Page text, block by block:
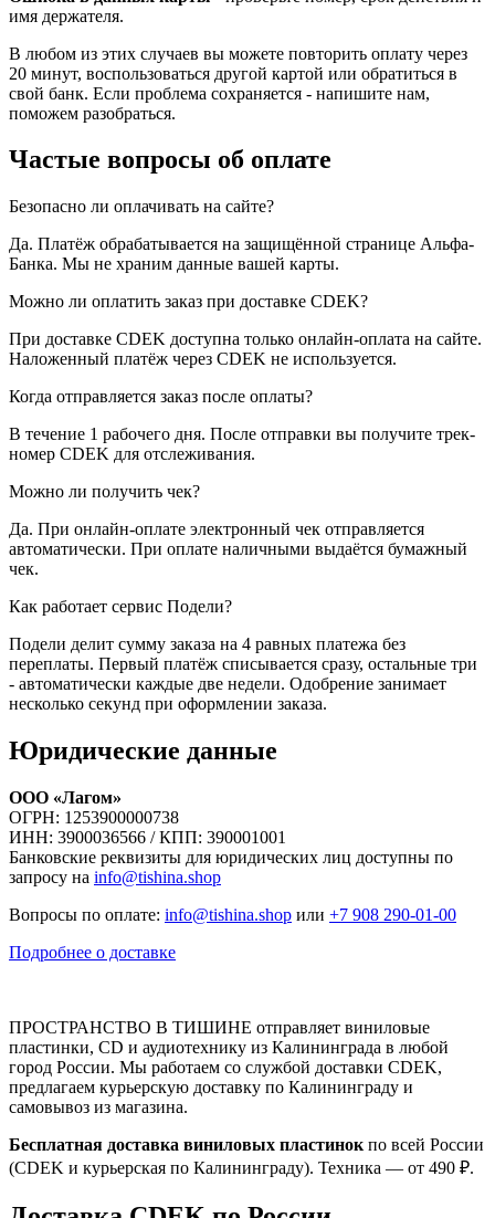
имя держателя.
В любом из этих случаев вы можете повторить оплату через
20 минут, воспользоваться другой картой или обратиться в
свой банк. Если проблема сохраняется - напишите нам,
поможем разобраться.
Частые вопросы об оплате
Безопасно ли оплачивать на сайте?
Да. Платёж обрабатывается на защищённой странице Альфа-
Банка. Мы не храним данные вашей карты.
Можно ли оплатить заказ при доставке CDEK?
При доставке CDEK доступна только онлайн-оплата на сайте.
Наложенный платёж через CDEK не используется.
Когда отправляется заказ после оплаты?
В течение 1 рабочего дня. После отправки вы получите трек-
номер CDEK для отслеживания.
Можно ли получить чек?
Да. При онлайн-оплате электронный чек отправляется
автоматически. При оплате наличными выдаётся бумажный
чек.
Как работает сервис Подели?
Подели делит сумму заказа на 4 равных платежа без
переплаты. Первый платёж списывается сразу, остальные три
- автоматически каждые две недели. Одобрение занимает
несколько секунд при оформлении заказа.
Юридические данные
ООО «Лагом»
ОГРН: 1253900000738
ИНН: 3900036566 / КПП: 390001001
Банковские реквизиты для юридических лиц доступны по
запросу на info@tishina.shop
Вопросы по оплате: info@tishina.shop или +7 908 290-01-00
Подробнее о доставке
ПРОСТРАНСТВО В ТИШИНЕ отправляет виниловые
пластинки, CD и аудиотехнику из Калининграда в любой
город России. Мы работаем со службой доставки CDEK,
предлагаем курьерскую доставку по Калининграду и
самовывоз из магазина.
Бесплатная доставка виниловых пластинок по всей России
(CDEK и курьерская по Калининграду). Техника — от 490 ₽.